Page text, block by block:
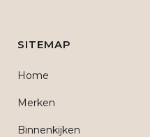
SITEMAP
Home
Merken
Binnenkijken